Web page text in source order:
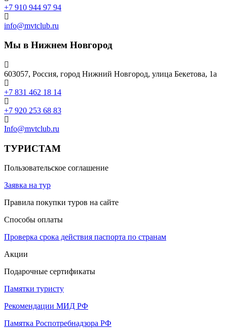
+7 910 944 97 94
info@mvtclub.ru
Мы в Нижнем Новгород
603057, Россия, город Нижний Новгород, улица Бекетова, 1а
+7 831 462 18 14
+7 920 253 68 83
Info@mvtclub.ru
ТУРИСТАМ
Пользовательское соглашение
Заявка на тур
Правила покупки туров на сайте
Способы оплаты
Проверка срока действия паспорта по странам
Акции
Подарочные сертификаты
Памятки туристу
Рекомендации МИД РФ
Памятка Роспотребнадзора РФ